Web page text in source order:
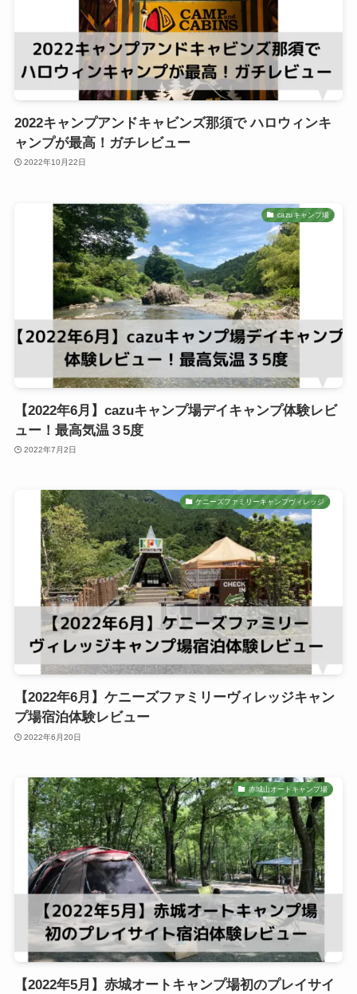
2022キャンプアンドキャビンズ那須で ハロウィンキ
ャンプが最高！ガチレビュー
2022年10月22日
cazuキャンプ場
【2022年6月】cazuキャンプ場デイキャンプ体験レビ
ュー！最高気温３5度
2022年7月2日
ケニーズファミリーキャンプヴィレッジ
【2022年6月】ケニーズファミリーヴィレッジキャン
プ場宿泊体験レビュー
2022年6月20日
赤城山オートキャンプ場
【2022年5月】赤城オートキャンプ場初のプレイサイ